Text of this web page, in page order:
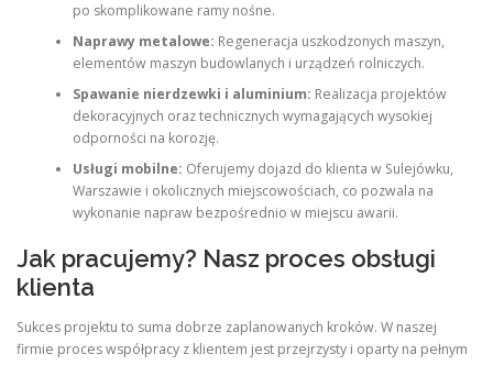
po skomplikowane ramy nośne.
Naprawy metalowe: Regeneracja uszkodzonych maszyn,
elementów maszyn budowlanych i urządzeń rolniczych.
Spawanie nierdzewki i aluminium: Realizacja projektów
dekoracyjnych oraz technicznych wymagających wysokiej
odporności na korozję.
Usługi mobilne: Oferujemy dojazd do klienta w Sulejówku,
Warszawie i okolicznych miejscowościach, co pozwala na
wykonanie napraw bezpośrednio w miejscu awarii.
Jak pracujemy? Nasz proces obsługi
klienta
Sukces projektu to suma dobrze zaplanowanych kroków. W naszej
firmie proces współpracy z klientem jest przejrzysty i oparty na pełnym